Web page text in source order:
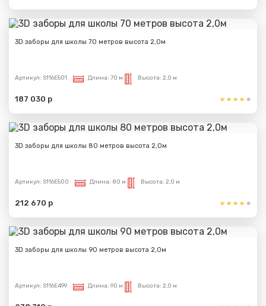
3D заборы для школы 70 метров высота 2,0м
Артикул: S116E501 Длина: 70 м Высота: 2,0 м
187 030 р
3D заборы для школы 80 метров высота 2,0м
Артикул: S116E500 Длина: 80 м Высота: 2,0 м
212 670 р
3D заборы для школы 90 метров высота 2,0м
Артикул: S116E499 Длина: 90 м Высота: 2,0 м